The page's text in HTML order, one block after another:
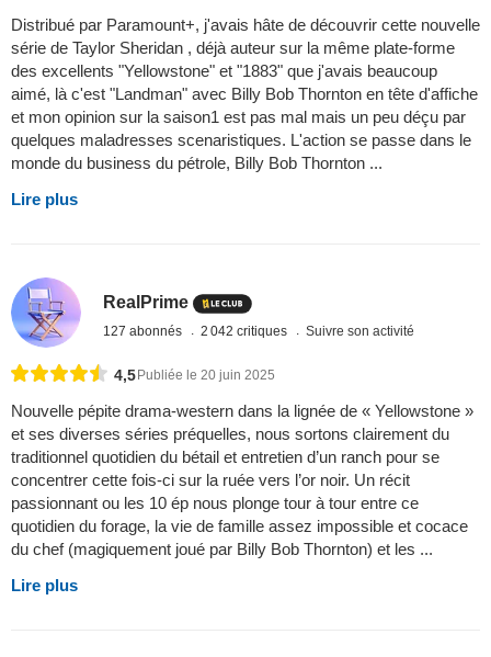
Distribué par Paramount+, j'avais hâte de découvrir cette nouvelle
série de Taylor Sheridan , déjà auteur sur la même plate-forme
des excellents "Yellowstone" et "1883" que j'avais beaucoup
aimé, là c'est "Landman" avec Billy Bob Thornton en tête d'affiche
et mon opinion sur la saison1 est pas mal mais un peu déçu par
quelques maladresses scenaristiques. L'action se passe dans le
monde du business du pétrole, Billy Bob Thornton ...
Lire plus
RealPrime
127 abonnés 2 042 critiques Suivre son activité
4,5 Publiée le 20 juin 2025
Nouvelle pépite drama-western dans la lignée de « Yellowstone »
et ses diverses séries préquelles, nous sortons clairement du
traditionnel quotidien du bétail et entretien d’un ranch pour se
concentrer cette fois-ci sur la ruée vers l’or noir. Un récit
passionnant ou les 10 ép nous plonge tour à tour entre ce
quotidien du forage, la vie de famille assez impossible et cocace
du chef (magiquement joué par Billy Bob Thornton) et les ...
Lire plus